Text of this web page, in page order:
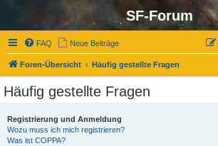
SF-Forum
FAQ Neue Beiträge
Foren-Übersicht Häufig gestellte Fragen
Häufig gestellte Fragen
Registrierung und Anmeldung
Wozu muss ich mich registrieren?
Was ist COPPA?